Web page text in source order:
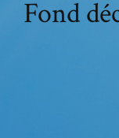
Fond